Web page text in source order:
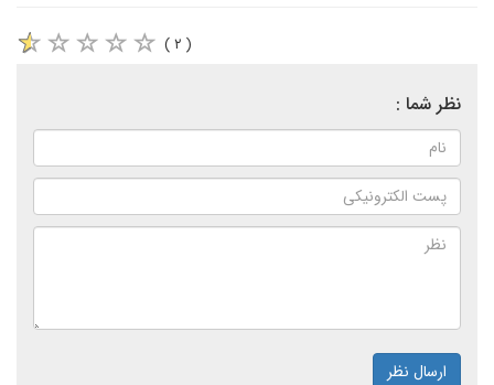
( ۲ )
نظر شما :
ارسال نظر